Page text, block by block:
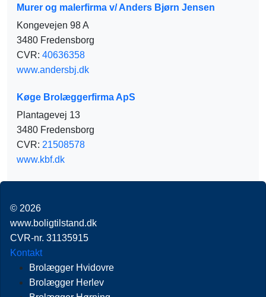
Murer og malerfirma v/ Anders Bjørn Jensen
Kongevejen 98 A
3480 Fredensborg
CVR: 40636358
www.andersbj.dk
Køge Brolæggerfirma ApS
Plantagevej 13
3480 Fredensborg
CVR: 21508578
www.kbf.dk
© 2026
www.boligtilstand.dk
CVR-nr. 31135915
Kontakt
Brolægger Hvidovre
Brolægger Herlev